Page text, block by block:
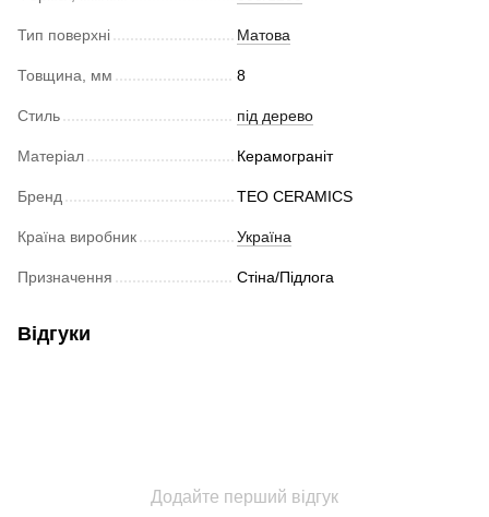
Тип поверхні Матова
Товщина, мм 8
Стиль під дерево
Матеріал Керамограніт
Бренд TEO CERAMICS
Країна виробник Україна
Призначення Стіна/Підлога
Відгуки
Додайте перший відгук